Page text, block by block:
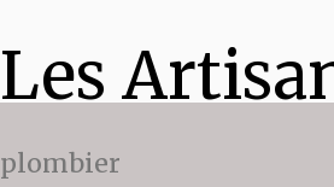
Les
plombier